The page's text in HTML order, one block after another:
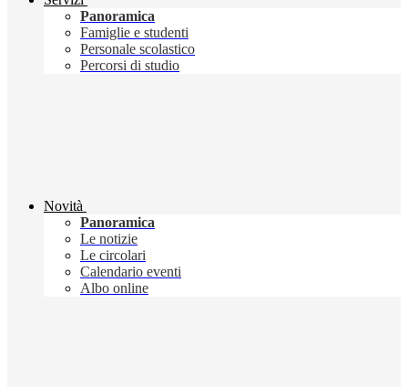
Panoramica
Famiglie e studenti
Personale scolastico
Percorsi di studio
Novità
Panoramica
Le notizie
Le circolari
Calendario eventi
Albo online